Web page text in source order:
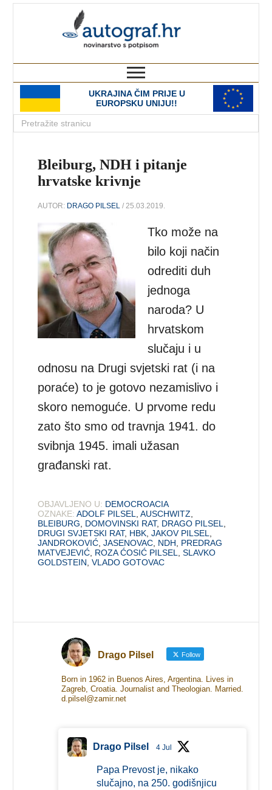
UKRAJINA ČIM PRIJE U
EUROPSKU UNIJU!!
Bleiburg, NDH i pitanje
hrvatske krivnje
AUTOR: DRAGO PILSEL / 25.03.2019.
Tko može na
bilo koji način
odrediti duh
jednoga
naroda? U
hrvatskom
slučaju i u
odnosu na Drugi svjetski rat (i na
poraće) to je gotovo nezamislivo i
skoro nemoguće. U prvome redu
zato što smo od travnja 1941. do
svibnja 1945. imali užasan
građanski rat.
OBJAVLJENO U: DEMOCROACIA
OZNAKE: ADOLF PILSEL ,AUSCHWITZ
BLEIBURG
DOMOVINSKI RAT, DRAGO PILSEL
DRUGI SVJETSKI RAT, HBK ,JAKOV PILSEL
JANDROKOVIĆ ,JASENOVAC NDH
PREDRAG
MATVEJEVIĆ ROZA ĆOSIĆ PILSEL ,SLAVKO
GOLDSTEIN ,VLADO GOTOVAC
Drago Pilsel Follow
Born in 1962 in Buenos Aires, Argentina. Lives in
Zagreb, Croatia. Journalist and Theologian. Married.
d.pilsel@zamir.net
Drago Pilsel 4 Jul
Papa Prevost je, nikako
slučajno, na 250. godišnjicu